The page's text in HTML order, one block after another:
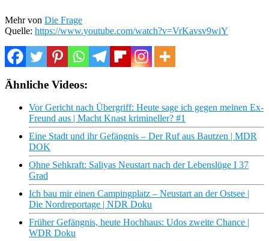
Mehr von Die Frage
Quelle: https://www.youtube.com/watch?v=VrKavsv9wiY
Ähnliche Videos:
Vor Gericht nach Übergriff: Heute sage ich gegen meinen Ex-
Freund aus | Macht Knast krimineller? #1
Eine Stadt und ihr Gefängnis – Der Ruf aus Bautzen | MDR
DOK
Ohne Sehkraft: Saliyas Neustart nach der Lebenslüge I 37
Grad
Ich bau mir einen Campingplatz – Neustart an der Ostsee |
Die Nordreportage | NDR Doku
Früher Gefängnis, heute Hochhaus: Udos zweite Chance |
WDR Doku